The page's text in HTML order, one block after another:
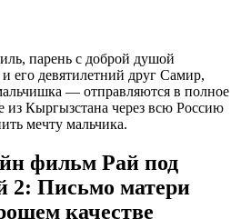
парень с доброй душой
его девятилетний друг Самир,
— отправляются в полное
из Кыргызстана через всю Россию
мечту мальчика.
фильм Рай под
2: Письмо матери
качестве